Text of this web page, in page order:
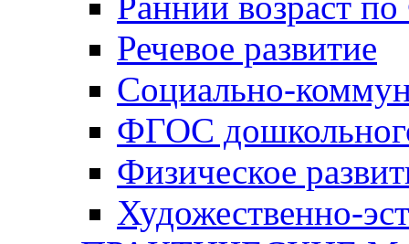
Речевое развитие
Социально-
ФГОС
Физическое
Художественно-